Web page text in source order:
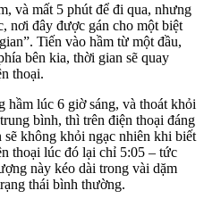
và mất 5 phút để đi qua, nhưng
nơi đây được gán cho một biệt
Tiến vào hầm từ một đầu,
bên kia, thời gian sẽ quay
thoại.
hầm lúc 6 giờ sáng, và thoát khỏi
bình, thì trên điện thoại đáng
sẽ không khỏi ngạc nhiên khi biết
thoại lúc đó lại chỉ 5:05 – tức
này kéo dài trong vài dặm
thái bình thường.